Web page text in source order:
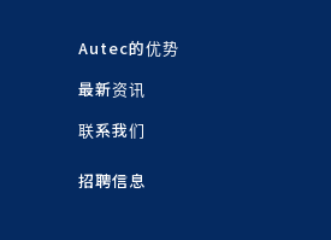
Autec的优势
最新资讯
联系我们
招聘信息